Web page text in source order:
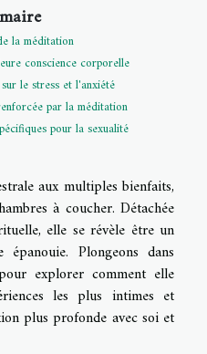
la méditation
conscience corporelle
le stress et l'anxiété
par la méditation
pour la sexualité
aux multiples bienfaits,
à coucher. Détachée
elle se révèle être un
Plongeons dans
explorer comment elle
les plus intimes et
plus profonde avec soi et